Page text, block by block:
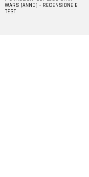
WARS [ANNO] – RECENSIONE E
TEST